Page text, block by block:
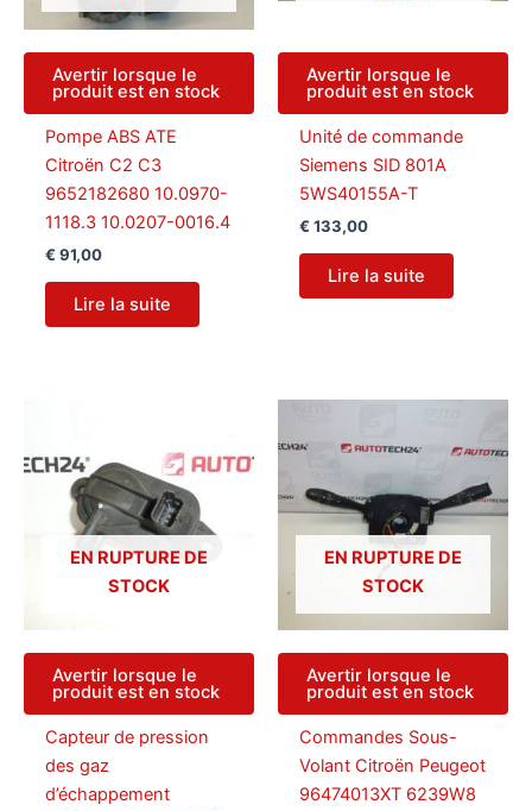
Avertir lorsque le
produit est en stock
Pompe ABS ATE
Citroën C2 C3
9652182680 10.0970-
1118.3 10.0207-0016.4
€ 91,00
Lire la suite
Avertir lorsque le
produit est en stock
Unité de commande
Siemens SID 801A
5WS40155A-T
€ 133,00
Lire la suite
EN RUPTURE DE
STOCK
Avertir lorsque le
produit est en stock
Capteur de pression
des gaz
d’échappement
EN RUPTURE DE
STOCK
Avertir lorsque le
produit est en stock
Commandes Sous-
Volant Citroën Peugeot
96474013XT 6239W8